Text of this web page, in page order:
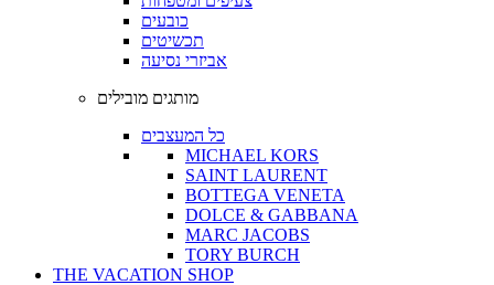
כובעים
תכשיטים
אביזרי נסיעה
מותגים מובילים
כל המעצבים
MICHAEL KORS
SAINT LAURENT
BOTTEGA VENETA
DOLCE & GABBANA
MARC JACOBS
TORY BURCH
THE VACATION SHOP